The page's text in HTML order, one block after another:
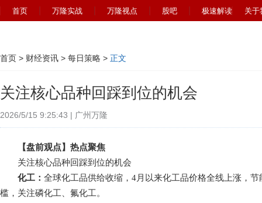
首页 万隆实战 万隆视点 股吧 极速解读 关于
首页 > 财经资讯 > 每日策略 > 正文
关注核心品种回踩到位的机会
2026/5/15 9:25:43 | 广州万隆
【盘前观点】热点聚焦
关注核心品种回踩到位的机会
化工： 全球化工品供给收缩，4月以来化工品价格全线上涨，
槛，关注磷化工、氟化工。